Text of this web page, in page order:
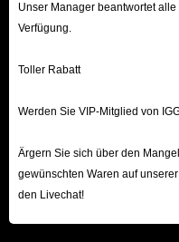
Unser Manager beantwortet
Verfügung.
Toller Rabatt
Werden Sie VIP-Mitglied von
Ärgern Sie sich über den
gewünschten Waren auf
den Livechat!